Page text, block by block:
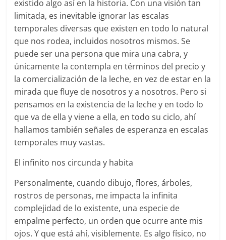
existido algo así en la historia. Con una visión tan
limitada, es inevitable ignorar las escalas
temporales diversas que existen en todo lo natural
que nos rodea, incluidos nosotros mismos. Se
puede ser una persona que mira una cabra, y
únicamente la contempla en términos del precio y
la comercialización de la leche, en vez de estar en la
mirada que fluye de nosotros y a nosotros. Pero si
pensamos en la existencia de la leche y en todo lo
que va de ella y viene a ella, en todo su ciclo, ahí
hallamos también señales de esperanza en escalas
temporales muy vastas.
El infinito nos circunda y habita
Personalmente, cuando dibujo, flores, árboles,
rostros de personas, me impacta la infinita
complejidad de lo existente, una especie de
empalme perfecto, un orden que ocurre ante mis
ojos. Y que está ahí, visiblemente. Es algo físico, no